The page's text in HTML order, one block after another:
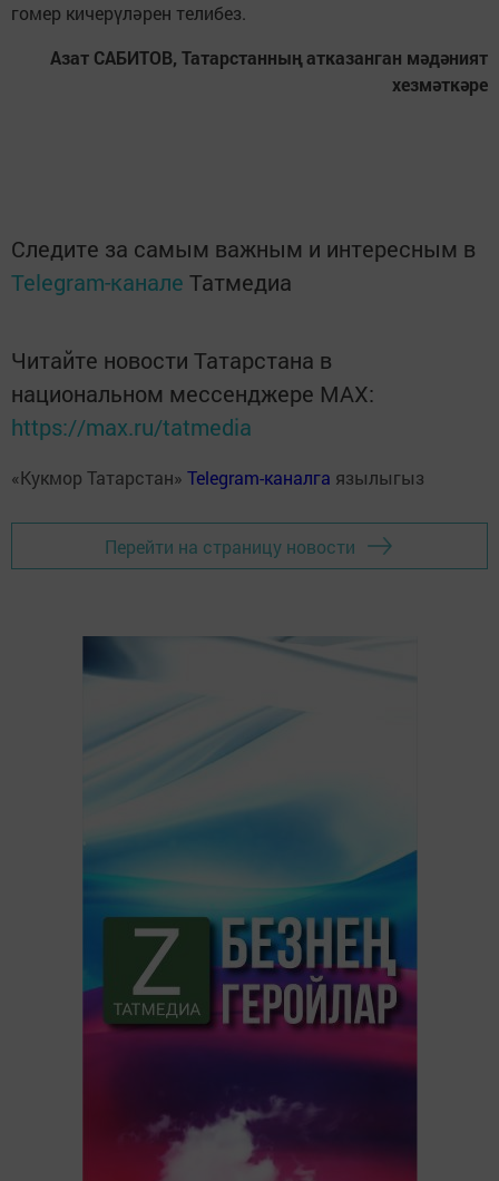
гомер кичерүләрен телибез.
Азат САБИТОВ, Татарстанның атказанган мәдәният
хезмәткәре
Следите за самым важным и интересным в
Telegram-канале Татмедиа
Читайте новости Татарстана в
национальном мессенджере MАХ:
https://max.ru/tatmedia
«Кукмор Татарстан» Telegram-каналга язылыгыз
Перейти на страницу новости